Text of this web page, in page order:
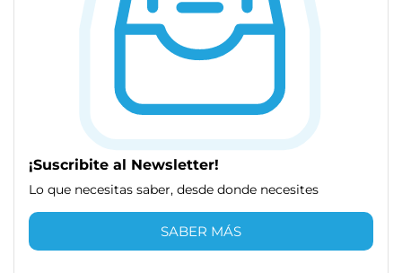
¡Suscribite al Newsletter!
Lo que necesitas saber, desde donde necesites
SABER MÁS